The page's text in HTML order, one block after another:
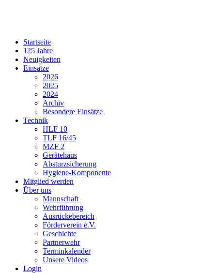
Startseite
125 Jahre
Neuigkeiten
Einsätze
2026
2025
2024
Archiv
Besondere Einsätze
Technik
HLF 10
TLF 16/45
MZF 2
Gerätehaus
Absturzsicherung
Hygiene-Komponente
Mitglied werden
Über uns
Mannschaft
Wehrführung
Ausrückebereich
Förderverein e.V.
Geschichte
Partnerwehr
Terminkalender
Unsere Videos
Login